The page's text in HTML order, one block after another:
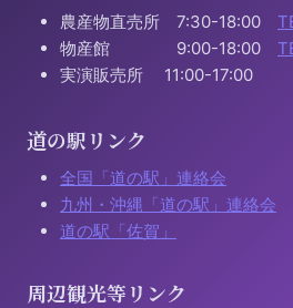
農産物直売所 7:30-18:00
物産館 9:00-18:00
実演販売所 11:00-17:00
道の駅リンク
全国「道の駅」連絡会
九州・沖縄「道の駅」連絡会
道の駅「佐賀」
周辺観光等リンク